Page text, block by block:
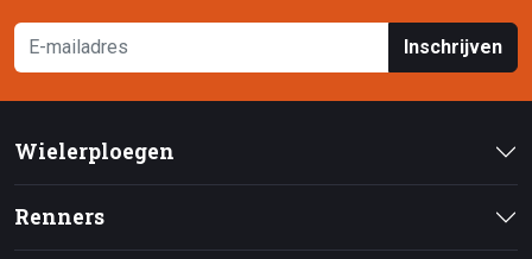
Inschrijven
Wielerploegen
Renners